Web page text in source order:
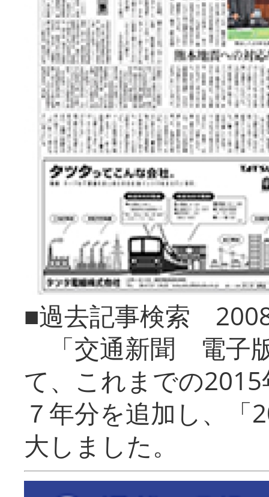
■過去記事検索
「交通新聞 電子
て、これまでの
７年分を追加し、「
大しまし